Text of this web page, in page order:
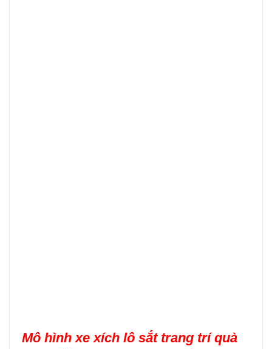
Mô hình xe xích lô sắt trang trí quà